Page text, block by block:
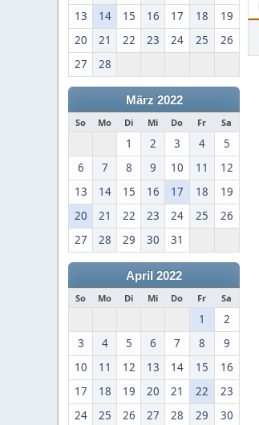
13
14 15 16 17 18
19
20
21 22 23 24 25
26
27
28
März 2022
So Mo Di Mi Do Fr Sa
1 2 3 4
5
6
7 8 9 10 11
12
13
14 15 16 17 18
19
20
21 22 23 24 25
26
27
28 29 30 31
April 2022
So Mo Di Mi Do Fr Sa
1
2
3
4 5 6 7 8
9
10
11 12 13 14 15
16
17
18 19 20 21 22
23
24
25 26 27 28 29 30